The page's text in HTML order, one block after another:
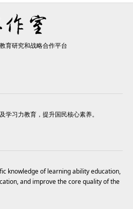
育研究和战略合作平台
学习力教育，提升国民核心素养。
knowledge of learning ability education,
and improve the core quality of the